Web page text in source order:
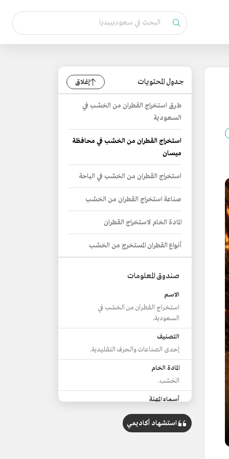
جدول المحتويات إغلاق
طرق استخراج القطران من الخشب في
السعودية
استخراج القطران من الخشب في محافظة
ميسان
استخراج القطران من الخشب في الباحة
صناعة استخراج القطران من الخشب
المادة الخام لاستخراج القطران
أنواع القطران المستخرج من الخشب
صندوق المعلومات
الاسم
استخراج القطران من الخشب في
السعودية.
التصنيف
إحدى الصناعات والحرف التقليدية.
المادة الخام
الخشب.
أسماء المهنة
التوقيد أو القطرنة.
أسماء المحترفين
استشهاد أكاديمي